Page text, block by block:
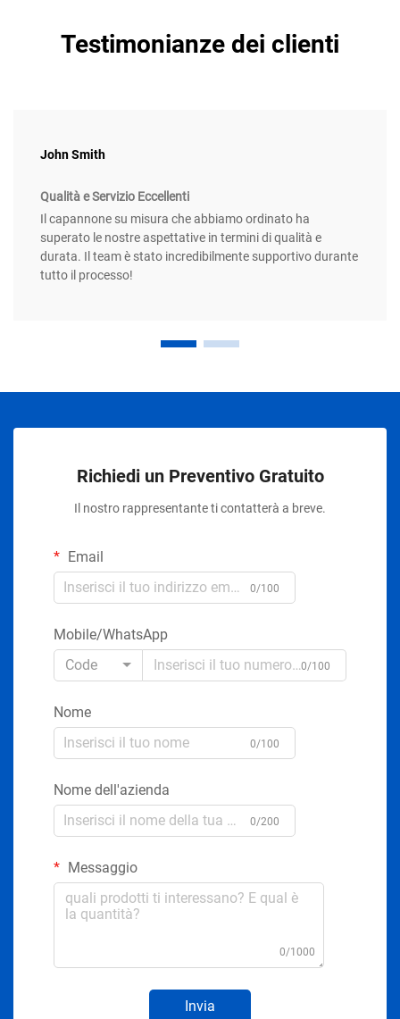
Testimonianze dei clienti
John Smith
Qualità e Servizio Eccellenti
Il capannone su misura che abbiamo ordinato ha
superato le nostre aspettative in termini di qualità e
durata. Il team è stato incredibilmente supportivo durante
tutto il processo!
Richiedi un Preventivo Gratuito
Il nostro rappresentante ti contatterà a breve.
Email
0/100
Mobile/WhatsApp
Code
0/100
Nome
0/100
Nome dell'azienda
0/200
Messaggio
0/1000
Invia